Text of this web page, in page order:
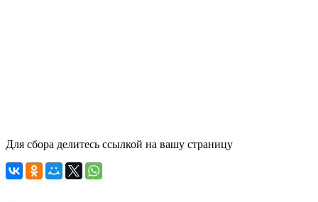
Для сбора делитесь ссылкой на вашу страницу